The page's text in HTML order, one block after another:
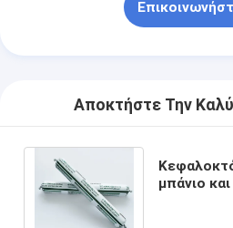
Αποκτήστε Την
μπάνιο